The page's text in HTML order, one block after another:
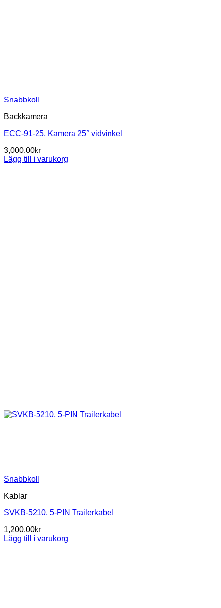
Snabbkoll
Backkamera
ECC-91-25, Kamera 25° vidvinkel
3,000.00kr
Lägg till i varukorg
Snabbkoll
Kablar
SVKB-5210, 5-PIN Trailerkabel
1,200.00kr
Lägg till i varukorg